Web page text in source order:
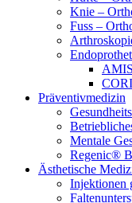
Knie –
Fuss –
Präventivmedizin
Mentale
Regenic®
Ästhetische
Injektionen